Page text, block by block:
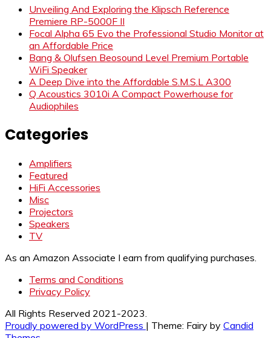
Unveiling And Exploring the Klipsch Reference
Premiere RP-5000F II
Focal Alpha 65 Evo the Professional Studio Monitor at
an Affordable Price
Bang & Olufsen Beosound Level Premium Portable
WiFi Speaker
A Deep Dive into the Affordable S.M.S.L A300
Q Acoustics 3010i A Compact Powerhouse for
Audiophiles
Categories
Amplifiers
Featured
HiFi Accessories
Misc
Projectors
Speakers
TV
As an Amazon Associate I earn from qualifying purchases.
Terms and Conditions
Privacy Policy
All Rights Reserved 2021-2023.
Proudly powered by WordPress | Theme: Fairy by Candid